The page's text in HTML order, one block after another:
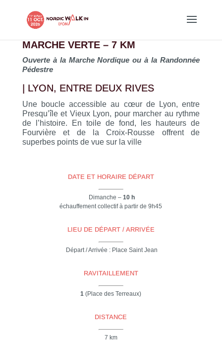
MARCHE VERTE – 7 KM
Ouverte à la Marche Nordique ou à la Randonnée
Pédestre
| LYON, ENTRE DEUX RIVES
Une boucle accessible au cœur de Lyon, entre
Presqu’île et Vieux Lyon, pour marcher au rythme
de l’histoire. En toile de fond, les hauteurs de
Fourvière et de la Croix-Rousse offrent de
superbes points de vue sur la ville
DATE ET HORAIRE DÉPART
Dimanche – 10 h
échauffement collectif à partir de 9h45
LIEU DE DÉPART / ARRIVÉE
Départ / Arrivée : Place Saint Jean
RAVITAILLEMENT
1 (Place des Terreaux)
DISTANCE
7 km